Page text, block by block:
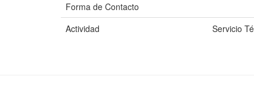
Forma de Contacto
Actividad
Servicio